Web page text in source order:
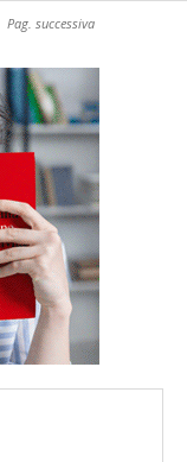
Pag. successiva